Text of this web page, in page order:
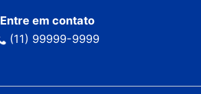
Entre em contato
(11) 99999-9999